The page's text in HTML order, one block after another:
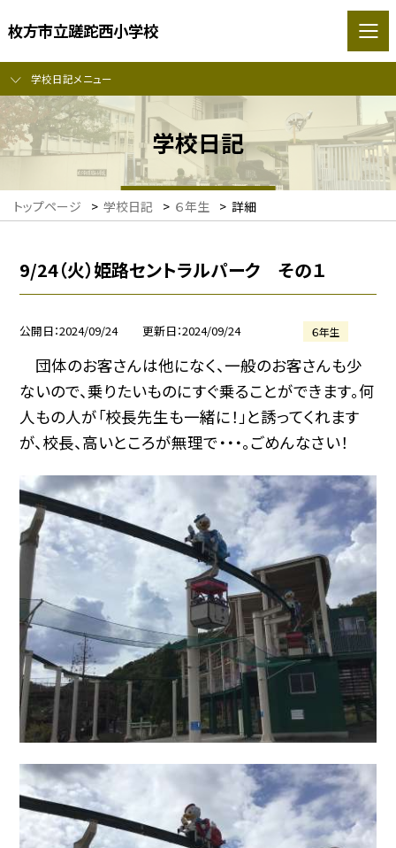
枚方市立蹉跎西小学校
学校日記メニュー
学校日記
トップページ > 学校日記 > ６年生 > 詳細
9/24（火）姫路セントラルパーク その１
公開日 2024/09/24 更新日 2024/09/24 ６年生
団体のお客さんは他になく、一般のお客さんも少
ないので、乗りたいものにすぐ乗ることができます。何
人もの人が「校長先生も一緒に！」と誘ってくれます
が、校長、高いところが無理で・・・。ごめんなさい！